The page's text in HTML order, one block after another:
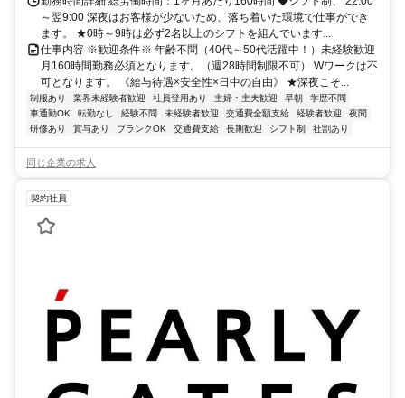
～翌9:00 深夜はお客様が少ないため、落ち着いた環境で仕事ができ
ます。 ★0時～9時は必ず2名以上のシフトを組んでいます...
仕事内容 ※歓迎条件※ 年齢不問（40代～50代活躍中！）未経験歓迎
月160時間勤務必須となります。（週28時間制限不可） Wワークは不
可となります。 《給与待遇×安全性×日中の自由》 ★深夜こそ...
制服あり 業界未経験者歓迎 社員登用あり 主婦・主夫歓迎 早朝
学歴不問
車通勤OK
転勤なし 経験不問 未経験者歓迎 交通費全額支給 経験者歓迎
夜間
研修あり
賞与あり ブランクOK 交通費支給 長期歓迎 シフト制 社割あり
同じ企業の求人
契約社員